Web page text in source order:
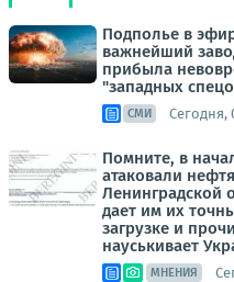
Подполье в
важнейший
прибыла
"западных
СМИ Сегодня,
Помните, в
атаковали
Ленинградской
дает им их
загрузке и
науськивает
МНЕНИЯ